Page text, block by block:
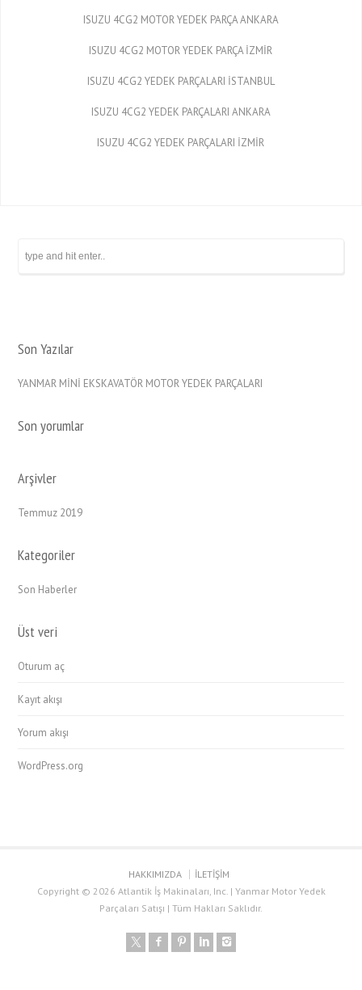
ISUZU 4CG2 MOTOR YEDEK PARÇA ANKARA
ISUZU 4CG2 MOTOR YEDEK PARÇA İZMİR
ISUZU 4CG2 YEDEK PARÇALARI İSTANBUL
ISUZU 4CG2 YEDEK PARÇALARI ANKARA
ISUZU 4CG2 YEDEK PARÇALARI İZMİR
Son Yazılar
YANMAR MİNİ EKSKAVATÖR MOTOR YEDEK PARÇALARI
Son yorumlar
Arşivler
Temmuz 2019
Kategoriler
Son Haberler
Üst veri
Oturum aç
Kayıt akışı
Yorum akışı
WordPress.org
HAKKIMIZDA
İLETİŞİM
Copyright © 2026 Atlantik İş Makinaları, Inc. | Yanmar Motor Yedek
Parçaları Satışı | Tüm Hakları Saklıdır.